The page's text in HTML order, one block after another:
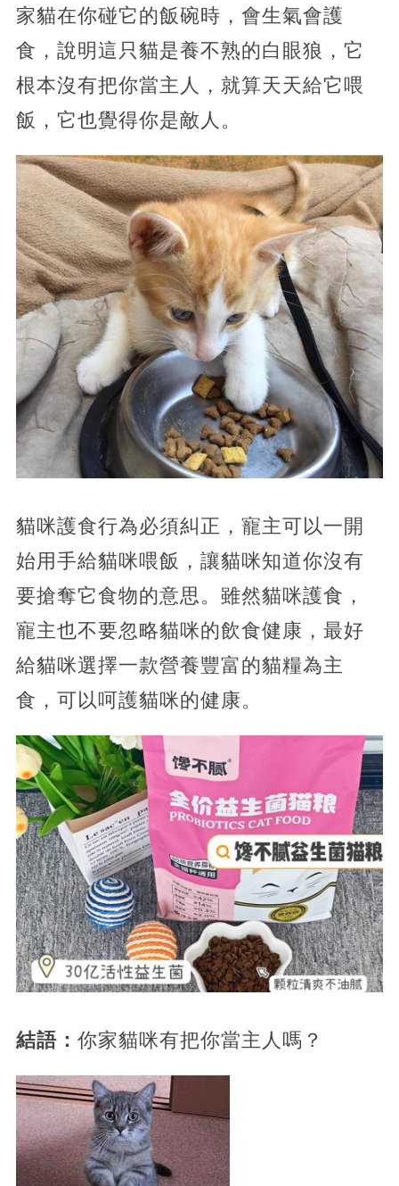
家貓在你碰它的飯碗時，會生氣會護
食，說明這只貓是養不熟的白眼狼，它
根本沒有把你當主人，就算天天給它喂
飯，它也覺得你是敵人。
貓咪護食行為必須糾正，寵主可以一開
始用手給貓咪喂飯，讓貓咪知道你沒有
要搶奪它食物的意思。雖然貓咪護食，
寵主也不要忽略貓咪的飲食健康，最好
給貓咪選擇一款營養豐富的貓糧為主
食，可以呵護貓咪的健康。
結語： 你家貓咪有把你當主人嗎？